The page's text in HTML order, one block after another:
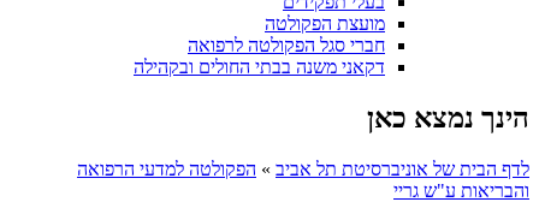
מועצת הפקולטה
חברי סגל הפקולטה לרפואה
דקאני משנה בבתי החולים ובקהילה
הינך נמצא כאן
לדף הבית של אוניברסיטת תל אביב » הפקולטה למדעי הרפואה
והבריאות ע"ש גריי